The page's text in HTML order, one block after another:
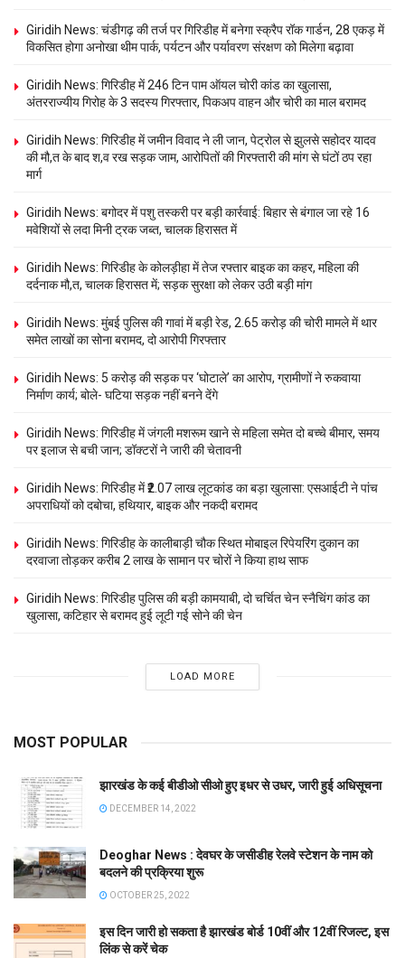
Giridih News: चंडीगढ़ की तर्ज पर गिरिडीह में बनेगा स्क्रैप रॉक गार्डन, 28 एकड़ में
विकसित होगा अनोखा थीम पार्क, पर्यटन और पर्यावरण संरक्षण को मिलेगा बढ़ावा
Giridih News: गिरिडीह में 246 टिन पाम ऑयल चोरी कांड का खुलासा,
अंतरराज्यीय गिरोह के 3 सदस्य गिरफ्तार, पिकअप वाहन और चोरी का माल बरामद
Giridih News: गिरिडीह में जमीन विवाद ने ली जान, पेट्रोल से झुलसे सहोदर यादव
की मौ,त के बाद श,व रख सड़क जाम, आरोपितों की गिरफ्तारी की मांग से घंटों ठप रहा
मार्ग
Giridih News: बगोदर में पशु तस्करी पर बड़ी कार्रवाई: बिहार से बंगाल जा रहे 16
मवेशियों से लदा मिनी ट्रक जब्त, चालक हिरासत में
Giridih News: गिरिडीह के कोलड़ीहा में तेज रफ्तार बाइक का कहर, महिला की
दर्दनाक मौ,त, चालक हिरासत में; सड़क सुरक्षा को लेकर उठी बड़ी मांग
Giridih News: मुंबई पुलिस की गावां में बड़ी रेड, 2.65 करोड़ की चोरी मामले में थार
समेत लाखों का सोना बरामद, दो आरोपी गिरफ्तार
Giridih News: 5 करोड़ की सड़क पर ‘घोटाले’ का आरोप, ग्रामीणों ने रुकवाया
निर्माण कार्य; बोले- घटिया सड़क नहीं बनने देंगे
Giridih News: गिरिडीह में जंगली मशरूम खाने से महिला समेत दो बच्चे बीमार, समय
पर इलाज से बची जान; डॉक्टरों ने जारी की चेतावनी
Giridih News: गिरिडीह में ₹2.07 लाख लूटकांड का बड़ा खुलासा: एसआईटी ने पांच
अपराधियों को दबोचा, हथियार, बाइक और नकदी बरामद
Giridih News: गिरिडीह के कालीबाड़ी चौक स्थित मोबाइल रिपेयरिंग दुकान का
दरवाजा तोड़कर करीब 2 लाख के सामान पर चोरों ने किया हाथ साफ
Giridih News: गिरिडीह पुलिस की बड़ी कामयाबी, दो चर्चित चेन स्नैचिंग कांड का
खुलासा, कटिहार से बरामद हुई लूटी गई सोने की चेन
LOAD MORE
MOST POPULAR
झारखंड के कई बीडीओ सीओ हुए इधर से उधर, जारी हुई अधिसूचना
DECEMBER 14, 2022
Deoghar News : देवघर के जसीडीह रेलवे स्टेशन के नाम को
बदलने की प्रक्रिया शुरू
OCTOBER 25, 2022
इस दिन जारी हो सकता है झारखंड बोर्ड 10वीं और 12वीं रिजल्ट, इस
लिंक से करें चेक